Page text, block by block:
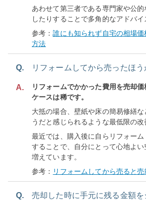
あわせて第三者である専門家や公
したりすることで多角的なアドバイ
参考：誰にも知られず自宅の相場
方法
Q. リフォームしてから売ったほう
A.
リフォームでかかった費用を売却
ケースは稀です。
大抵の場合、壁紙や床の簡易修繕
うだと感じられるような最低限の改
最近では、購入後に自らリフォー
することで、自分にとって心地よい
増えています。
参考： リフォームしてから売ると
Q.
売却した時に手元に残る金額